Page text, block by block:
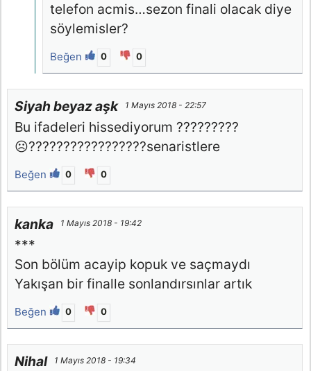
telefon acmis…sezon finali olacak diye
söylemisler?
Beğen 0 0
Siyah beyaz aşk 1 Mayıs 2018 - 22:57
Bu ifadeleri hissediyorum ?????????
☹️?????????????????senaristlere
Beğen 0 0
kanka 1 Mayıs 2018 - 19:42
***
Son bölüm acayip kopuk ve saçmaydı
Yakışan bir finalle sonlandırsınlar artık
Beğen 0 0
Nihal 1 Mayıs 2018 - 19:34